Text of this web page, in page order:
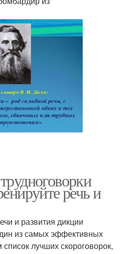
речь и
и развития дикции
из самых эффективных
лучших скороговорок,